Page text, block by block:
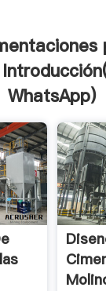
WhatsApp)